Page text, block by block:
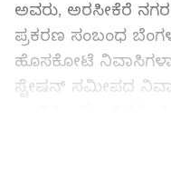
ಅವರು, ಅರಸೀಕೆರೆ
ಪ್ರಕರಣ ಸಂಬಂಧ
ಹೊಸಕೋಟೆ
ಸ್ಟೇಷನ್‌ ಸಮೀಪದ